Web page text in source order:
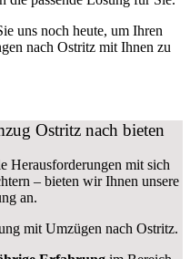
uns noch heute, um Ihren
nach Ostritz mit Ihnen zu
Ostritz nach bieten
Herausforderungen mit sich
– bieten wir Ihnen unsere
an.
mit Umzügen nach Ostritz.